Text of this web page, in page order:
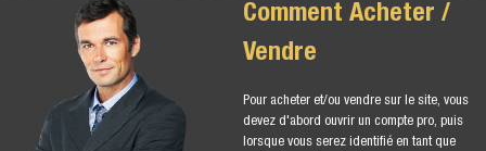
Comment Acheter /
Vendre
Pour acheter et/ou vendre sur le site, vous
devez d'abord ouvrir un compte pro, puis
lorsque vous serez identifié en tant que